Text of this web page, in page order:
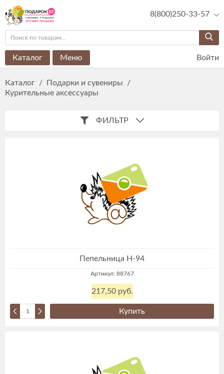
8(800)250-33-57
Каталог Меню Войти
Каталог / Подарки и сувениры
/
Курительные аксессуары
ФИЛЬТР
Пепельница Н-94
Артикул: 88767
217,50 руб.
Купить